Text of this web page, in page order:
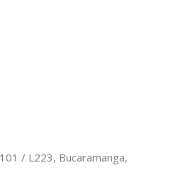
/ L223, Bucaramanga,